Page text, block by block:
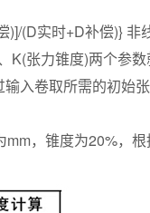
(D实时+D补偿)} 非
张力锥度)两个参数
入卷取所需的初始
，锥度为20%，根